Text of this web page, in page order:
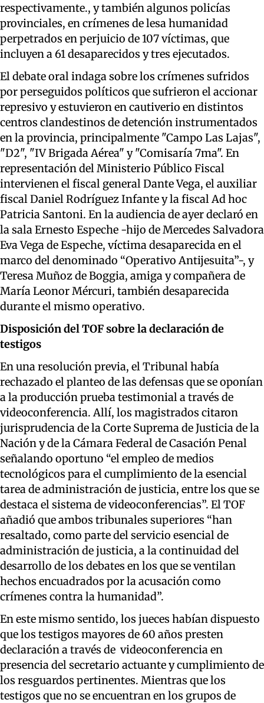
respectivamente., y también algunos policías
provinciales, en crímenes de lesa humanidad
perpetrados en perjuicio de 107 víctimas, que
incluyen a 61 desaparecidos y tres ejecutados.
El debate oral indaga sobre los crímenes sufridos
por perseguidos políticos que sufrieron el accionar
represivo y estuvieron en cautiverio en distintos
centros clandestinos de detención instrumentados
en la provincia, principalmente "Campo Las Lajas",
"D2", "IV Brigada Aérea" y "Comisaría 7ma". En
representación del Ministerio Público Fiscal
intervienen el fiscal general Dante Vega, el auxiliar
fiscal Daniel Rodríguez Infante y la fiscal Ad hoc
Patricia Santoni. En la audiencia de ayer declaró en
la sala Ernesto Espeche -hijo de Mercedes Salvadora
Eva Vega de Espeche, víctima desaparecida en el
marco del denominado “Operativo Antijesuita”-, y
Teresa Muñoz de Boggia, amiga y compañera de
María Leonor Mércuri, también desaparecida
durante el mismo operativo.
Disposición del TOF sobre la declaración de
testigos
En una resolución previa, el Tribunal había
rechazado el planteo de las defensas que se oponían
a la producción prueba testimonial a través de
videoconferencia. Allí, los magistrados citaron
jurisprudencia de la Corte Suprema de Justicia de la
Nación y de la Cámara Federal de Casación Penal
señalando oportuno “el empleo de medios
tecnológicos para el cumplimiento de la esencial
tarea de administración de justicia, entre los que se
destaca el sistema de videoconferencias”. El TOF
añadió que ambos tribunales superiores “han
resaltado, como parte del servicio esencial de
administración de justicia, a la continuidad del
desarrollo de los debates en los que se ventilan
hechos encuadrados por la acusación como
crímenes contra la humanidad”.
En este mismo sentido, los jueces habían dispuesto
que los testigos mayores de 60 años presten
declaración a través de videoconferencia en
presencia del secretario actuante y cumplimiento de
los resguardos pertinentes. Mientras que los
testigos que no se encuentran en los grupos de